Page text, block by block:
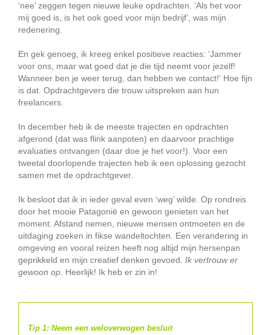
‘nee’ zeggen tegen nieuwe leuke opdrachten. ‘Als het voor
mij goed is, is het ook goed voor mijn bedrijf’, was mijn
redenering.
En gek genoeg, ik kreeg enkel positieve reacties: ‘Jammer
voor ons, maar wat goed dat je die tijd neemt voor jezelf!
Wanneer ben je weer terug, dan hebben we contact!‘ Hoe fijn
is dat. Opdrachtgevers die trouw uitspreken aan hun
freelancers.
In december heb ik de meeste trajecten en opdrachten
afgerond (dat was flink aanpoten) en daarvoor prachtige
evaluaties ontvangen (daar doe je het voor!). Voor een
tweetal doorlopende trajecten heb ik een oplossing gezocht
samen met de opdrachtgever.
Ik besloot dat ik in ieder geval even ‘weg’ wilde. Op rondreis
door het mooie Patagonië en gewoon genieten van het
moment. Afstand nemen, nieuwe mensen ontmoeten en de
uitdaging zoeken in fikse wandeltochten. Een verandering in
omgeving en vooral reizen heeft nog altijd mijn hersenpan
geprikkeld en mijn creatief denken gevoed. Ik vertrouw er
gewoon op. Heerlijk! Ik heb er zin in!
Tip 1: Neem een weloverwogen besluit